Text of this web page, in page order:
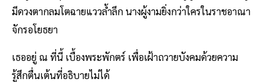
มีดวงตากลมโตฉายแววล้ำลึก นางผู้งามยิ่งกว่าใครในราชอาณา
จักรอโยธยา
เธออยู่ ณ ที่นี้ เบื้องพระพักตร์ เพื่อเฝ้าถวายบังคมด้วยความ
รู้สึกตื่นเต้นที่อธิบายไม่ได้